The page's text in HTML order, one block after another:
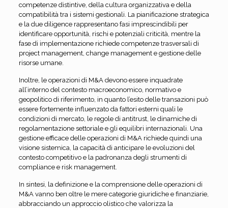
competenze distintive, della cultura organizzativa e della
compatibilità tra i sistemi gestionali. La pianificazione strategica
e la due diligence rappresentano fasi imprescindibili per
identificare opportunità, rischi e potenziali criticità, mentre la
fase di implementazione richiede competenze trasversali di
project management, change management e gestione delle
risorse umane.
Inoltre, le operazioni di M&A devono essere inquadrate
all’interno del contesto macroeconomico, normativo e
geopolitico di riferimento, in quanto l’esito delle transazioni può
essere fortemente influenzato da fattori esterni quali le
condizioni di mercato, le regole di antitrust, le dinamiche di
regolamentazione settoriale e gli equilibri internazionali. Una
gestione efficace delle operazioni di M&A richiede quindi una
visione sistemica, la capacità di anticipare le evoluzioni del
contesto competitivo e la padronanza degli strumenti di
compliance e risk management.
In sintesi, la definizione e la comprensione delle operazioni di
M&A vanno ben oltre le mere categorie giuridiche e finanziarie,
abbracciando un approccio olistico che valorizza la